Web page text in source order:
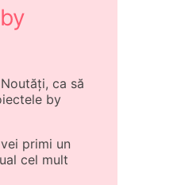
ca să
by
primi un
cel mult